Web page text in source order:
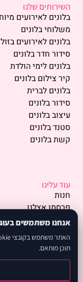
השירותים שלנו
בלונים לאירועים
משלוחי בלונים
בלונים לאירועים בזול
סידור חדר בלונים
בלונים לימי הולדת
קיר צילום בלונים
בלונים לברית
סידור בלונים
עיצוב בלונים
סטנד בלונים
קשת בלונים
עוד עלינו
חנות
פרסמו אצלנו
תמונות
המלצות
אנחנו משתמשים
תוכן מותאם.